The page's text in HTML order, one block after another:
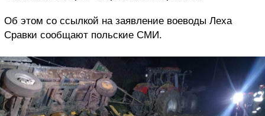
Об этом со ссылкой на заявление воеводы Леха
Сравки сообщают польские СМИ.